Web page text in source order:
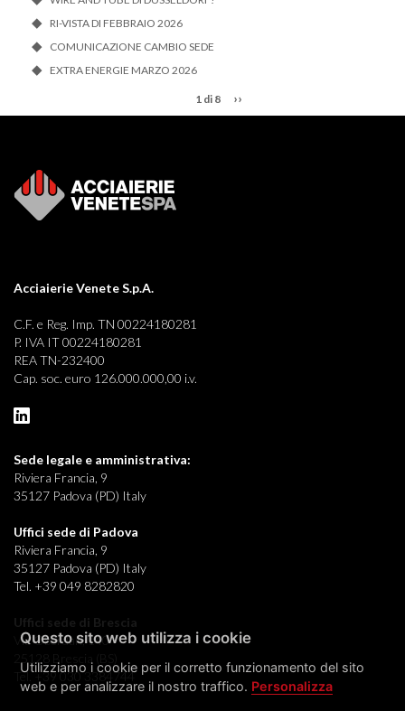
RI-VISTA DI FEBBRAIO 2026
COMUNICAZIONE CAMBIO SEDE
EXTRA ENERGIE MARZO 2026
1 di 8 ››
Acciaierie Venete S.p.A.
C.F. e Reg. Imp. TN 00224180281
P. IVA IT 00224180281
REA TN-232400
Cap. soc. euro 126.000.000,00 i.v.
Sede legale e amministrativa:
Riviera Francia, 9
35127 Padova (PD) Italy
Uffici sede di Padova
Riviera Francia, 9
35127 Padova (PD) Italy
Tel. +39 049 8282820
Uffici sede di Brescia
Via Oberdan, 140
25128 Brescia (BS)
Tel. +39 030 3384744
Questo sito web utilizza i cookie
Utilizziamo i cookie per il corretto funzionamento del sito
web e per analizzare il nostro traffico. Personalizza